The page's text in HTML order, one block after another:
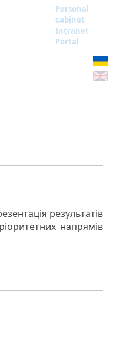
Personal
cabinet
Intranet
Portal
результатів
напрямів